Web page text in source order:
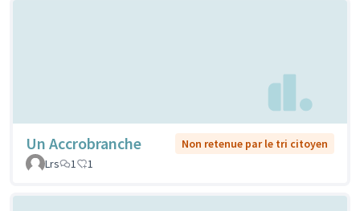
Un Accrobranche
Non retenue par le tri citoyen
Lrs
1 1